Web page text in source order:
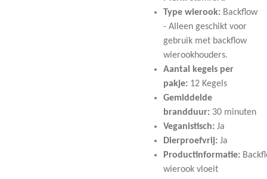
Type wierook: Backflow
- Alleen geschikt voor
gebruik met backflow
wierookhouders.
Aantal kegels per
pakje: 12 Kegels
Gemiddelde
brandduur: 30 minuten
Veganistisch: Ja
Dierproefvrij: Ja
Productinformatie:
wierook vloeit